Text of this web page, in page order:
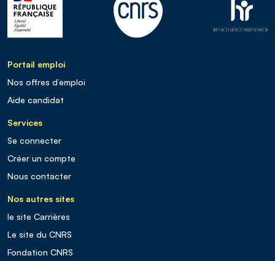
Portail emploi
Nos offres d’emploi
Aide candidat
Services
Se connecter
Créer un compte
Nous contacter
Nos autres sites
le site Carrières
Le site du CNRS
Fondation CNRS